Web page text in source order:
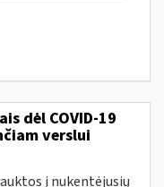
dėl COVID-19
verslui
į nukentėjusių